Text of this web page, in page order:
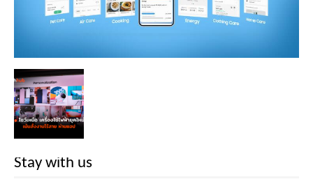
Stay with us